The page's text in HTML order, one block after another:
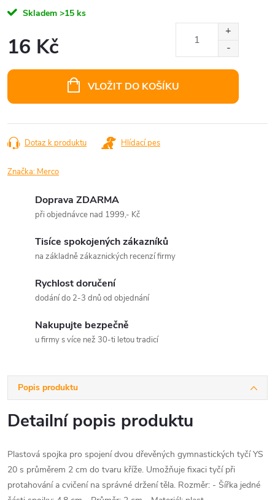
Skladem >15 ks
16 Kč
VLOŽIT DO KOŠÍKU
Dotaz k produktu Hlídací pes
Značka: Merco
Doprava ZDARMA
při objednávce nad 1999,- Kč
Tisíce spokojených zákazníků
na základně zákaznických recenzí firmy
Rychlost doručení
dodání do 2-3 dnů od objednání
Nakupujte bezpečně
u firmy s více než 30-ti letou tradicí
Popis produktu
Detailní popis produktu
Plastová spojka pro spojení dvou dřevěných gymnastických tyčí YS
20 s průměrem 2 cm do tvaru kříže. Umožňuje fixaci tyčí při
protahování a cvičení na správné držení těla. Rozměr: - Šířka jedné